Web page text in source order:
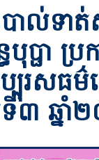
បាល់ទ
បុប្ផា ប្
បុរសធម៌
៣ ឆ្នាំ